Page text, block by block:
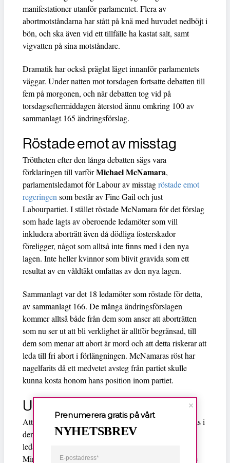
manifestationer utanför parlamentet. Flera av
abortmotståndarna har stått på knä med huvudet nedböjt i
bön, och ska även vid ett tillfälle ha kastat salt, samt
vigvatten på sina motståndare.
Dramatik har också präglat läget innanför parlamentets
väggar. Under natten mot torsdagen fortsatte debatten till
fem på morgonen, och när debatten tog vid på
torsdagseftermiddagen återstod ännu omkring 100 av
sammanlagt 165 ändringsförslag.
Röstade emot av misstag
Tröttheten efter den långa debatten sägs vara
förklaringen till varförMichael McNamara,
parlamentsledamot för Labour av misstagröstade emot
regeringen som består av Fine Gail och just
Labourpartiet. I stället röstade McNamara för det förslag
som hade lagts av oberoende ledamöter som vill
inkludera aborträtt även då dödliga fosterskador
föreligger, något som alltså inte finns med i den nya
lagen. Inte heller kvinnor som blivit gravida som ett
resultat av en våldtäkt omfattas av den nya lagen.
Sammanlagt var det 18 ledamöter som röstade för detta,
av sammanlagt 166. De många ändringsförslagen
kommer alltså både från dem som anser att aborträtten
som nu ser ut att bli verklighet är alltför begränsad, till
dem som menar att abort är mord och att detta riskerar att
leda till fri abort i förlängningen. McNamaras röst har
nagelfarits då ett medvetet avsteg från partiet skulle
kunna kosta honom hans position inom partiet.
Utesluts och tvingas avgå
Att mycket står på spel för regeringspartierna avspeglas i
den hårda partipiska som har lyckats minimera antalet
ledamöter från de egna partierna att gå emot förslaget.
Ministern för EU-frågor,
, röstade
Prenumerera gratis på vårt
NYHETSBREV